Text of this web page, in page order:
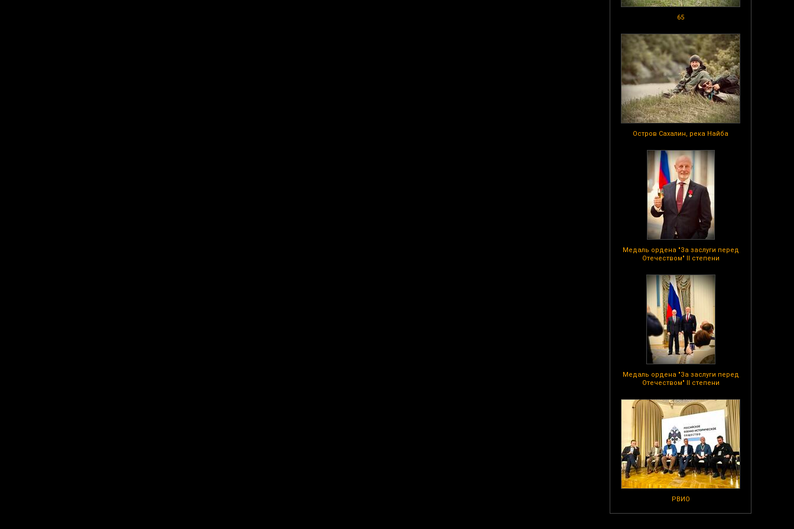
65
Остров Сахалин, река Найба
Медаль ордена "За заслуги перед
Отечеством" II степени
Медаль ордена "За заслуги перед
Отечеством" II степени
РВИО